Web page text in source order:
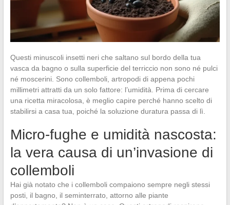
Questi minuscoli insetti neri che saltano sul bordo della tua
vasca da bagno o sulla superficie del terriccio non sono né pulci
né moscerini. Sono collemboli, artropodi di appena pochi
millimetri attratti da un solo fattore: l’umidità. Prima di cercare
una ricetta miracolosa, è meglio capire perché hanno scelto di
stabilirsi a casa tua, poiché la soluzione duratura passa di lì.
Micro-fughe e umidità nascosta:
la vera causa di un’invasione di
collemboli
Hai già notato che i collemboli compaiono sempre negli stessi
posti, il bagno, il seminterrato, attorno alle piante